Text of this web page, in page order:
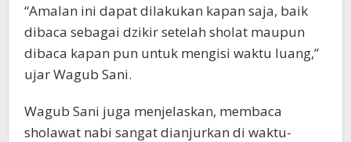
“Amalan ini dapat dilakukan kapan saja, baik
dibaca sebagai dzikir setelah sholat maupun
dibaca kapan pun untuk mengisi waktu luang,”
ujar Wagub Sani.
Wagub Sani juga menjelaskan, membaca
sholawat nabi sangat dianjurkan di waktu-